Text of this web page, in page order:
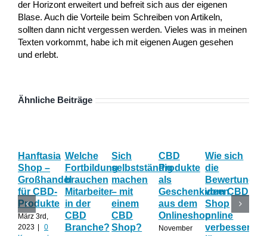
der Horizont erweitert und befreit sich aus der eigenen
Blase. Auch die Vorteile beim Schreiben von Artikeln,
sollten dann nicht vergessen werden. Vieles was in meinen
Texten vorkommt, habe ich mit eigenen Augen gesehen
und erlebt.
Ähnliche Beiträge
Hanftasia
Shop –
Großhandel
für CBD-
Produkte
März 3rd,
2023
0
Welche
Fortbildung
brauchen
Mitarbeiter
in der
CBD
Branche?
Sich
selbstständig
machen
– mit
einem
CBD
Shop?
CBD
Produkte
als
Geschenkideen
aus dem
Onlineshop
November
Wie sich
die
Bewertung
vom CBD
Shop
online
verbessern